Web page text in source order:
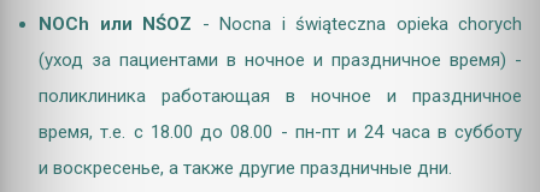
NOCh или NŚOZ - Nocna i świąteczna opieka chorych
(уход за пациентами в ночное и праздничное время) -
поликлиника работающая в ночное и праздничное
время,т.е. с 18.00 до 08.00 - пн-пти 24 часа в субботу
и воскресенье, а также другие праздничные дни.